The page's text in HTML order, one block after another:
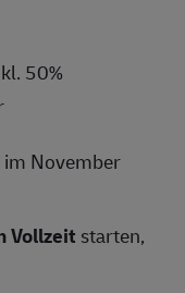
50%
im November
Vollzeit starten,